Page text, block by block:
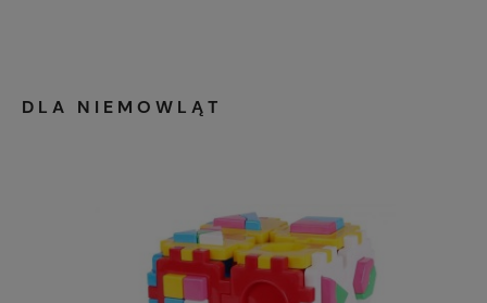
DLA NIEMOWLĄT